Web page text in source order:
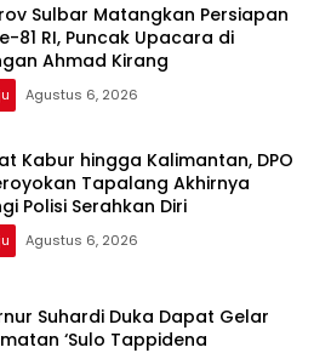
Sulbar Matangkan Persiapan
81 RI, Puncak Upacara di
Ahmad Kirang
Agustus 6, 2026
Kabur hingga Kalimantan, DPO
Tapalang Akhirnya
Polisi Serahkan Diri
Agustus 6, 2026
Suhardi Duka Dapat Gelar
‘Sulo Tappidena